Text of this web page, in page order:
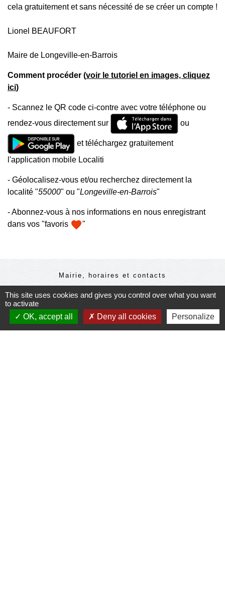
cela gratuitement et sans nécessité de se créer un compte !
Lionel BEAUFORT
Maire de Longeville-en-Barrois
Comment procéder (voir le tutoriel en images, cliquez
ici)
- Scannez le QR code ci-contre avec votre téléphone ou
rendez-vous directement sur
ou
et téléchargez gratuitement
l'application mobile Localiti
- Géolocalisez-vous et/ou recherchez directement la
localité "55000" ou "Longeville-en-Barrois"
- Abonnez-vous à nos informations en nous enregistrant
dans vos "favoris favorite"
Mairie, horaires et contacts
2, Rue de l'Orme
55000 Longeville-en-Barrois - FRANCE
+33 3 29 79 19 24
This site uses cookies and gives you control over what you want
to activate
OK, accept all
Deny all cookies Personalize